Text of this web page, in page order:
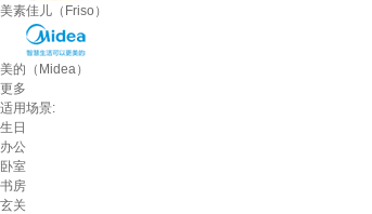
美素佳儿（Friso）
美的（Midea）
更多
适用场景:
生日
办公
卧室
书房
玄关